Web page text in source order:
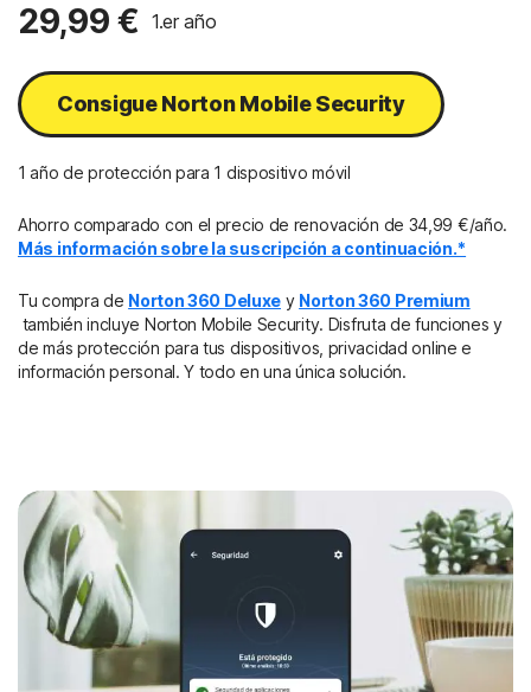
29,99 € 1.er año
Consigue Norton Mobile Security
1 año de protección para 1 dispositivo móvil
Ahorro comparado con el precio de renovación de 34,99 €/año.
Más información sobre la suscripción a continuación.*
Tu compra de Norton 360 Deluxe y Norton 360 Premium
también incluye Norton Mobile Security. Disfruta de funciones y
de más protección para tus dispositivos, privacidad online e
información personal. Y todo en una única solución.